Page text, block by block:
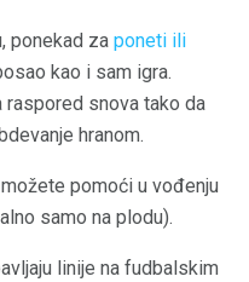
ponekad za poneti ili
kao i sam igra.
snova tako da
hranom.
pomoći u vođenju
samo na plodu).
linije na fudbalskim